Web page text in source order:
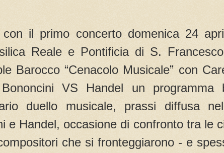
il primo concerto domenica 24
Reale e Pontificia di S.
Barocco “Cenacolo Musicale” con
VS Handel un programma
duello musicale, prassi diffusa
e Handel, occasione di confronto tra le
che si fronteggiarono - e